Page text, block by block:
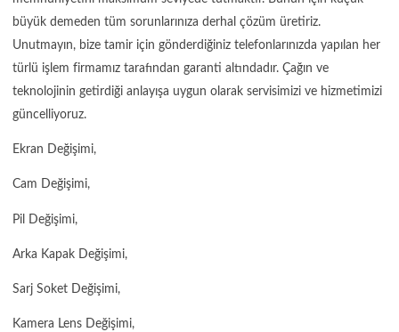
büyük demeden tüm sorunlarınıza derhal çözüm üretiriz.
Unutmayın, bize tamir için gönderdiğiniz telefonlarınızda yapılan her
türlü işlem firmamız tarafından garanti altındadır. Çağın ve
teknolojinin getirdiği anlayışa uygun olarak servisimizi ve hizmetimizi
güncelliyoruz.
Ekran Değişimi,
Cam Değişimi,
Pil Değişimi,
Arka Kapak Değişimi,
Sarj Soket Değişimi,
Kamera Lens Değişimi,